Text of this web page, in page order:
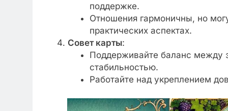
поддержке.
Отношения гармоничны, но
практических аспектах.
Совет карты:
Поддерживайте баланс между
стабильностью.
Работайте над укреплением